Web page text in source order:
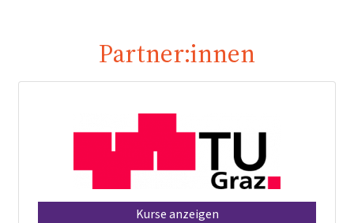
Partner:innen
Kurse anzeigen